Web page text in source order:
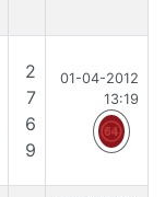
2
7
6
9
01-04-2012
13:19